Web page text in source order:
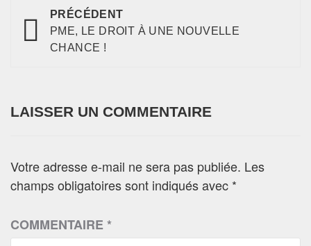
PRÉCÉDENT
PME, LE DROIT À UNE NOUVELLE
CHANCE !
LAISSER UN COMMENTAIRE
Votre adresse e-mail ne sera pas publiée. Les
champs obligatoires sont indiqués avec *
COMMENTAIRE*